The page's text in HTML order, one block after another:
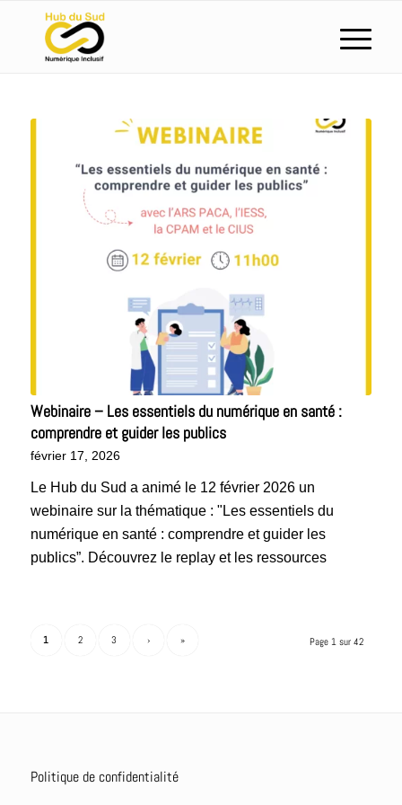
Webinaire – Les essentiels du numérique en santé :
comprendre et guider les publics
février 17, 2026
Le Hub du Sud a animé le 12 février 2026 un
webinaire sur la thématique : "Les essentiels du
numérique en santé : comprendre et guider les
publics”. Découvrez le replay et les ressources
Page 1 sur 42
1 2 3 › »
Politique de confidentialité